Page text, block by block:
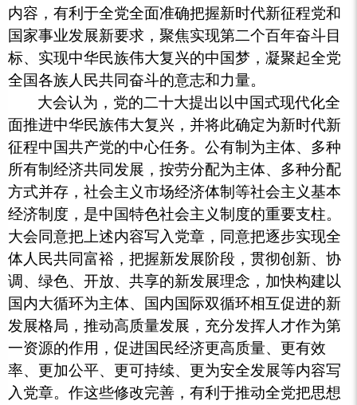
内容，有利于全党全面准确把握新时代新征程党和
国家事业发展新要求，聚焦实现第二个百年奋斗目
标、实现中华民族伟大复兴的中国梦，凝聚起全党
全国各族人民共同奋斗的意志和力量。
大会认为，党的二十大提出以中国式现代化全
面推进中华民族伟大复兴，并将此确定为新时代新
征程中国共产党的中心任务。公有制为主体、多种
所有制经济共同发展，按劳分配为主体、多种分配
方式并存，社会主义市场经济体制等社会主义基本
经济制度，是中国特色社会主义制度的重要支柱。
大会同意把上述内容写入党章，同意把逐步实现全
体人民共同富裕，把握新发展阶段，贯彻创新、协
调、绿色、开放、共享的新发展理念，加快构建以
国内大循环为主体、国内国际双循环相互促进的新
发展格局，推动高质量发展，充分发挥人才作为第
一资源的作用，促进国民经济更高质量、更有效
率、更加公平、更可持续、更为安全发展等内容写
入党章。作这些修改完善，有利于推动全党把思想